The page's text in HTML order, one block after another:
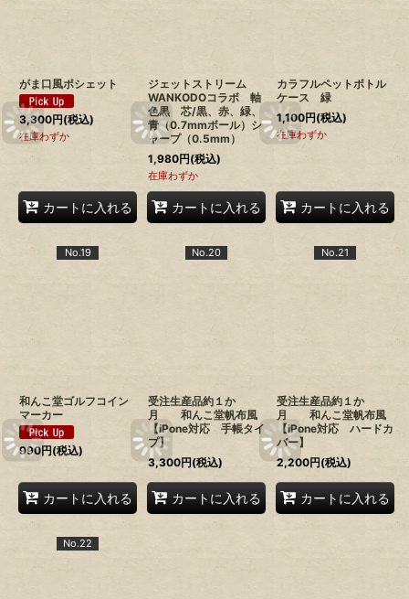
がま口風ポシェット
3,300円(税込)
在庫わずか
カートに入れる
ジェットストリーム
WANKODOコラボ 軸
色黒 芯/黒、赤、緑、
青（0.7mmボール）シ
ャープ（0.5mm）
1,980円(税込)
在庫わずか
カートに入れる
カラフルペットボトル
ケース 緑
1,100円(税込)
在庫わずか
カートに入れる
No.19
和んこ堂ゴルフコイン
マーカー
990円(税込)
カートに入れる
No.20
受注生産品約１か
月 和んこ堂帆布風
【iPone対応 手帳タイ
プ】
3,300円(税込)
カートに入れる
No.21
受注生産品約１か
月 和んこ堂帆布風
【iPone対応 ハードカ
バー】
2,200円(税込)
カートに入れる
No.22